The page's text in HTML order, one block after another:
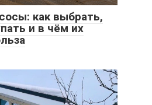
как выбрать,
и в чём их